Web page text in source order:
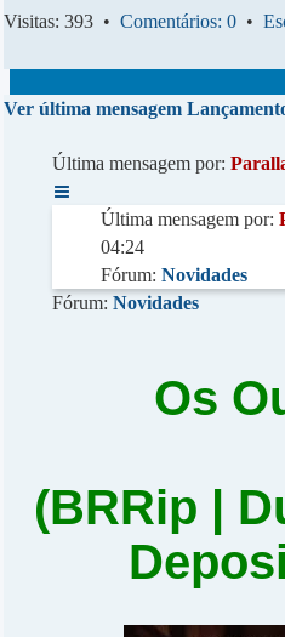
Visitas: 393 • Comentários: 0 •
Ver última mensagem
Última mensagem por:
Última mensagem por:
04:24
Fórum: Novidades
Fórum: Novidades
Os
(BRRip |